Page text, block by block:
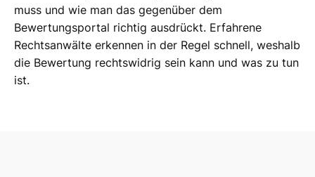
muss und wie man das gegenüber dem
Bewertungsportal richtig ausdrückt. Erfahrene
Rechtsanwälte erkennen in der Regel schnell, weshalb
die Bewertung rechtswidrig sein kann und was zu tun
ist.